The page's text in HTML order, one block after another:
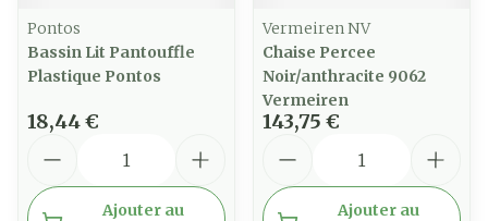
Pontos
Bassin Lit Pantouffle
Plastique Pontos
18,44 €
Ajouter au
Vermeiren NV
Chaise Percee
Noir/anthracite 9062
Vermeiren
143,75 €
Ajouter au